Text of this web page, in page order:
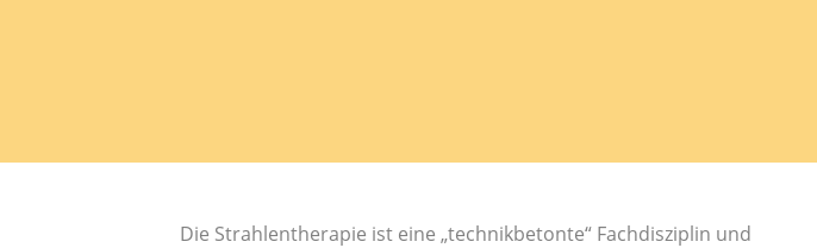
Die Strahlentherapie ist eine „technikbetonte“ Fachdisziplin und